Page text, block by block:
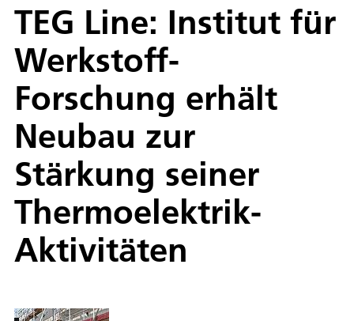
TEG Line: Institut für
Werkstoff-
Forschung erhält
Neubau zur
Stärkung seiner
Thermoelektrik-
Aktivitäten